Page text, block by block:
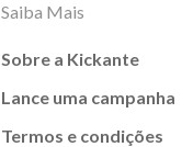
Saiba Mais
Sobre a Kickante
Lance uma campanha
Termos e condições